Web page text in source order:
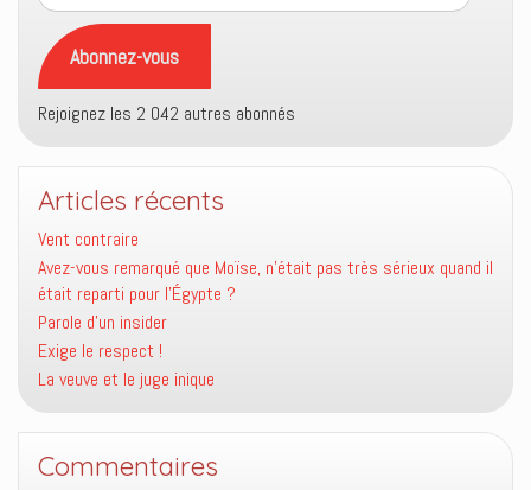
e-
mail
Abonnez-vous
Rejoignez les 2 042 autres abonnés
Articles récents
Vent contraire
Avez-vous remarqué que Moïse, n’était pas très sérieux quand il
était reparti pour l’Égypte ?
Parole d’un insider
Exige le respect !
La veuve et le juge inique
Commentaires